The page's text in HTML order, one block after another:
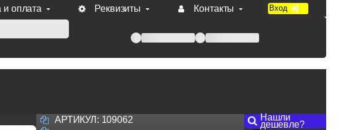
и оплата Реквизиты Контакты Вход
Melodia, Forme при оплате по счету.
АРТИКУЛ: 109062 Нашли
дешевле?